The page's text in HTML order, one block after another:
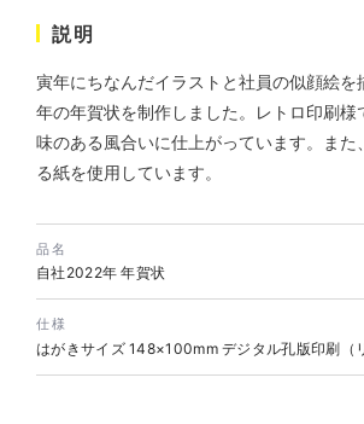
株式会社
サイト制
ECサイト
説明
寅年にちなんだイラストと社員の似顔絵
年の年賀状を制作しました。レトロ印刷様
味のある風合いに仕上がっています。また
る紙を使用しています。
品名
自社2022年 年賀状
仕様
はがきサイズ 148×100mm デジタル孔版印刷（